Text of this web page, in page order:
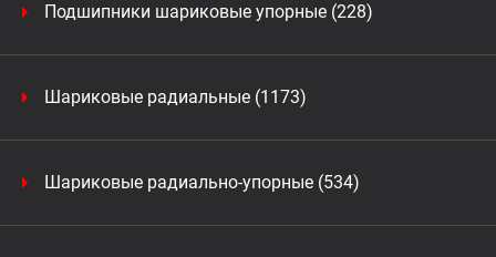
Подшипники шариковые упорные (228)
Шариковые радиальные (1173)
Шариковые радиально-упорные (534)